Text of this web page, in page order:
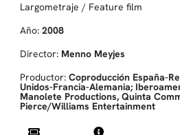
Largometraje / Feature film
Año: 2008
Director: Menno Meyjes
Productor: Coproducción España-
Unidos-Francia-Alemania;
Manolete Productions, Quinta
Pierce/Williams Entertainment